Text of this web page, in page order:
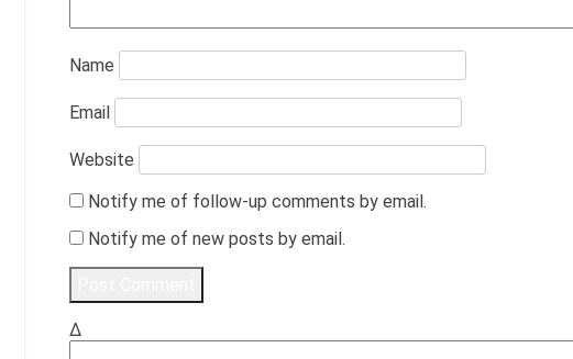
Name
Email
Website
Notify me of follow-up comments by email.
Notify me of new posts by email.
Δ